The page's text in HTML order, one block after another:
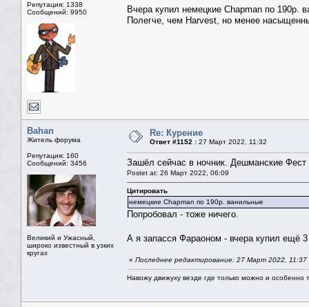
Репутация: 1338
Сообщений: 9950
Вчера купил немецкие Chapman по 190р.
Полегче, чем Harvest, но менее
Bahan
Житель форума
Репутация: 160
Сообщений: 3456
Великий и Ужасный,
широко известный в узких
кругах
Re: Курение
Ответ #1152 : 27 Март 2022, 11:32
Зашёл сейчас в ночник. Дешманские
Postet at: 26 Март 2022, 06:09
Цитировать
немецкие Chapman по 190р. ванильные
Попробовал - тоже ничего.
А я запасся Фараоном - вчера купил ещё
« Последнее редактирование: 27 Март 2022,
Навожу движуху везде где только можно и особенно